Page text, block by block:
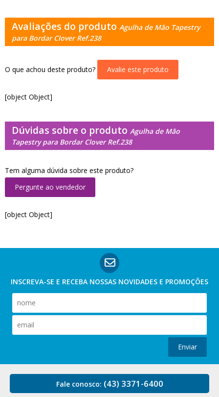
Avaliações do produto Agulha de Mão Tapestry
para Bordar Clover Ref.238
O que achou deste produto? Avalie este produto
[object Object]
Dúvidas sobre o produto Agulha de Mão
Tapestry para Bordar Clover Ref.238
Tem alguma dúvida sobre este produto?
Pergunte ao vendedor
[object Object]
INSCREVA-SE E RECEBA NOSSAS NOVIDADES E PROMOÇÕES
Enviar
Fale conosco: (43) 3371-6400